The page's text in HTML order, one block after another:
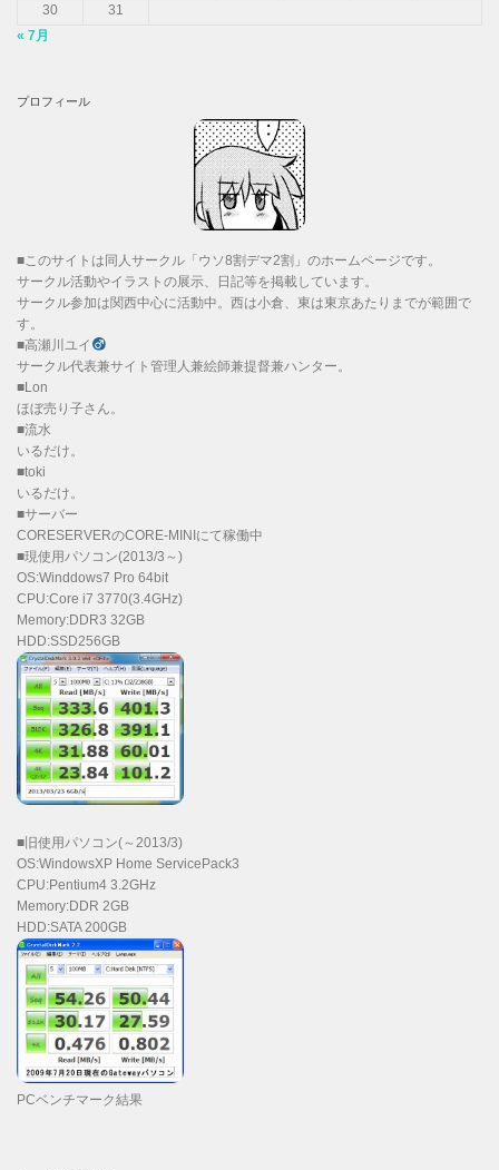
30
31
« 7月
プロフィール
■このサイトは同人サークル「ウソ8割デマ2割」のホームページです。
サークル活動やイラストの展示、日記等を掲載しています。
サークル参加は関西中心に活動中。西は小倉、東は東京あたりまでが範囲で
す。
■高瀬川ユイ
サークル代表兼サイト管理人兼絵師兼提督兼ハンター。
■Lon
ほぼ売り子さん。
■流水
いるだけ。
■toki
いるだけ。
■サーバー
CORESERVERのCORE-MINIにて稼働中
■現使用パソコン(2013/3～)
OS:Winddows7 Pro 64bit
CPU:Core i7 3770(3.4GHz)
Memory:DDR3 32GB
HDD:SSD256GB
■旧使用パソコン(～2013/3)
OS:WindowsXP Home ServicePack3
CPU:Pentium4 3.2GHz
Memory:DDR 2GB
HDD:SATA 200GB
PCベンチマーク結果